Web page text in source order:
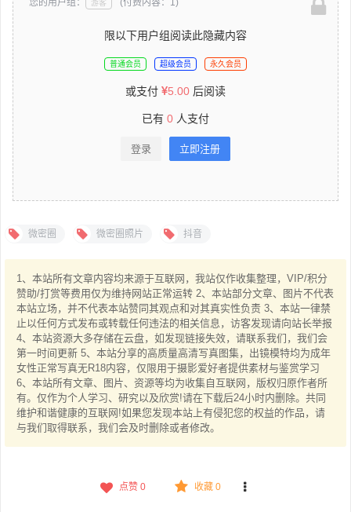
您的用户组： 游客 (付费内容：1)
限以下用户组阅读此隐藏内容
普通会员 超级会员 永久会员
或支付 5.00 后阅读
已有 0 人支付
登录 立即注册
微密圈 微密圈照片 抖音
1、本站所有文章内容均来源于互联网，我站仅作收集整理，VIP/积分
赞助/打赏等费用仅为维持网站正常运转 2、本站部分文章、图片不代表
本站立场，并不代表本站赞同其观点和对其真实性负责 3、本站一律禁
止以任何方式发布或转载任何违法的相关信息，访客发现请向站长举报
4、本站资源大多存储在云盘，如发现链接失效，请联系我们，我们会
第一时间更新 5、本站分享的高质量高清写真图集，出镜模特均为成年
女性正常写真无R18内容，仅限用于摄影爱好者提供素材与鉴赏学习
6、本站所有文章、图片、资源等均为收集自互联网，版权归原作者所
有。仅作为个人学习、研究以及欣赏!请在下载后24小时内删除。共同
维护和谐健康的互联网!如果您发现本站上有侵犯您的权益的作品，请
与我们取得联系，我们会及时删除或者修改。
点赞 0 收藏 0